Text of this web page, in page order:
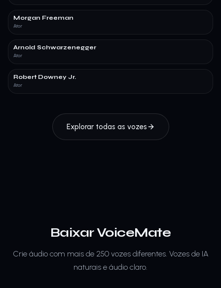
Morgan Freeman
Ator
Arnold Schwarzenegger
Ator
Robert Downey Jr.
Ator
Explorar todas as vozes
Baixar VoiceMate
Crie áudio com mais de 250 vozes diferentes. Vozes de IA
naturais e áudio claro.